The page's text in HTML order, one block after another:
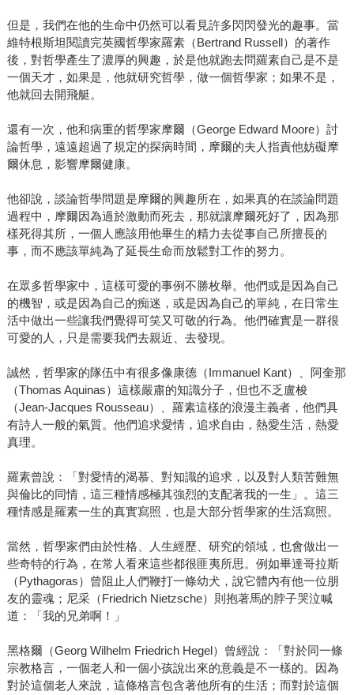
但是，我們在他的生命中仍然可以看見許多閃閃發光的趣事。當
維特根斯坦閱讀完英國哲學家羅素（Bertrand Russell）的著作
後，對哲學產生了濃厚的興趣，於是他就跑去問羅素自己是不是
一個天才，如果是，他就研究哲學，做一個哲學家；如果不是，
他就回去開飛艇。
還有一次，他和病重的哲學家摩爾（George Edward Moore）討
論哲學，遠遠超過了規定的探病時間，摩爾的夫人指責他妨礙摩
爾休息，影響摩爾健康。
他卻說，談論哲學問題是摩爾的興趣所在，如果真的在談論問題
過程中，摩爾因為過於激動而死去，那就讓摩爾死好了，因為那
樣死得其所，一個人應該用他畢生的精力去從事自己所擅長的
事，而不應該單純為了延長生命而放鬆對工作的努力。
在眾多哲學家中，這樣可愛的事例不勝枚舉。他們或是因為自己
的機智，或是因為自己的痴迷，或是因為自己的單純，在日常生
活中做出一些讓我們覺得可笑又可敬的行為。他們確實是一群很
可愛的人，只是需要我們去親近、去發現。
誠然，哲學家的隊伍中有很多像康德（Immanuel Kant）、阿奎那
（Thomas Aquinas）這樣嚴肅的知識分子，但也不乏盧梭
（Jean-Jacques Rousseau）、羅素這樣的浪漫主義者，他們具
有詩人一般的氣質。他們追求愛情，追求自由，熱愛生活，熱愛
真理。
羅素曾說：「對愛情的渴慕、對知識的追求，以及對人類苦難無
與倫比的同情，這三種情感極其強烈的支配著我的一生」。這三
種情感是羅素一生的真實寫照，也是大部分哲學家的生活寫照。
當然，哲學家們由於性格、人生經歷、研究的領域，也會做出一
些奇特的行為，在常人看來這些都很匪夷所思。例如畢達哥拉斯
（Pythagoras）曾阻止人們鞭打一條幼犬，說它體內有他一位朋
友的靈魂；尼采（Friedrich Nietzsche）則抱著馬的脖子哭泣喊
道：「我的兄弟啊！」
黑格爾（Georg Wilhelm Friedrich Hegel）曾經說：「對於同一條
宗教格言，一個老人和一個小孩說出來的意義是不一樣的。因為
對於這個老人來說，這條格言包含著他所有的生活；而對於這個